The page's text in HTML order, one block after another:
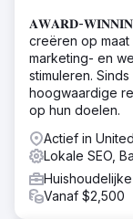
WordPress
Yoast SEO. 3.)
klanten zaken
gemaakt en
1.) De klant
telefoontjes via
dagelijks
𝐀𝐖𝐀𝐑𝐃-
creëren op maat
marketing- en
stimuleren.
hoogwaardige
op hun doelen.
Actief in
Lokale SEO,
Vanaf $2,500